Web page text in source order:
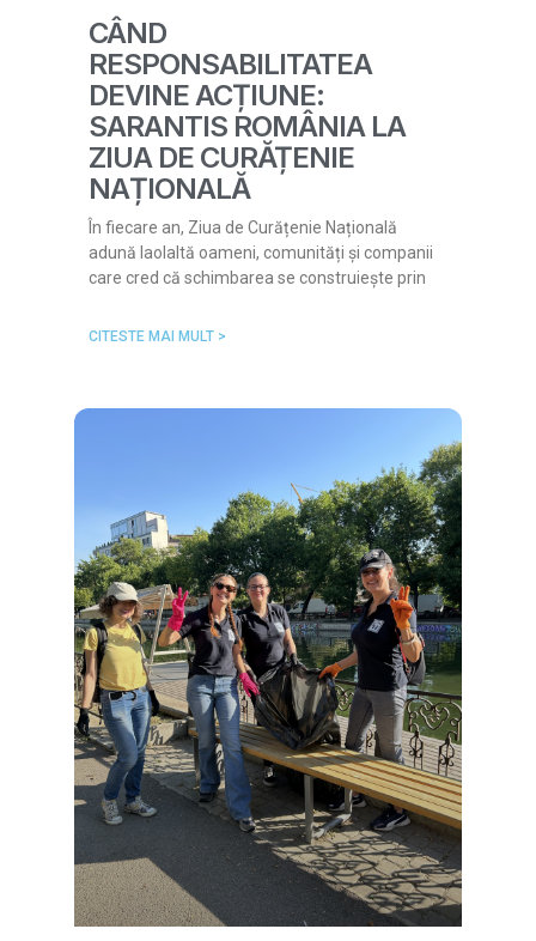
CÂND
RESPONSABILITATEA
DEVINE ACȚIUNE:
SARANTIS ROMÂNIA LA
ZIUA DE CURĂȚENIE
NAȚIONALĂ
În fiecare an, Ziua de Curățenie Națională
adună laolaltă oameni, comunități și companii
care cred că schimbarea se construiește prin
CITESTE MAI MULT >